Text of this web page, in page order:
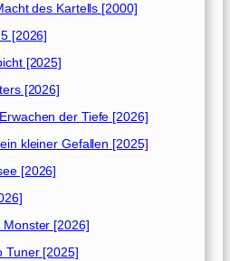
des Kartells [2000]
[2026]
[2025]
[2026]
der Tiefe [2026]
kleiner Gefallen [2025]
[2026]
Monster [2026]
Tuner [2025]